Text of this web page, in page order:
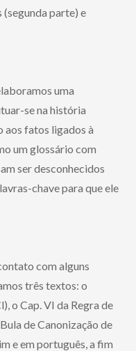
(segunda parte) e
uma
se na história
aos fatos ligados à
um glossário com
ser desconhecidos
chave para que ele
com alguns
três textos: o
o Cap. VI da Regra de
de Canonização de
e em português, a fim